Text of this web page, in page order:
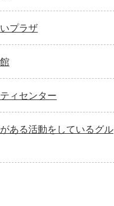
プラザ
ィセンター
ある活動をしているグル